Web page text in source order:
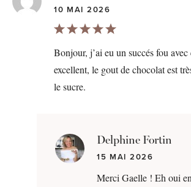
10 MAI 2026
Bonjour, j’ai eu un succés fou
excellent, le gout de chocolat est
le sucre.
Delphine Fortin
15 MAI 2026
Merci Gaelle ! Eh oui